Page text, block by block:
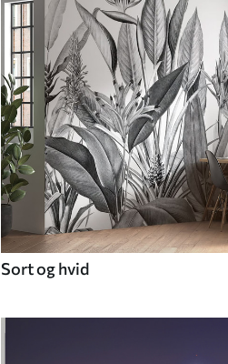
Sort og hvid